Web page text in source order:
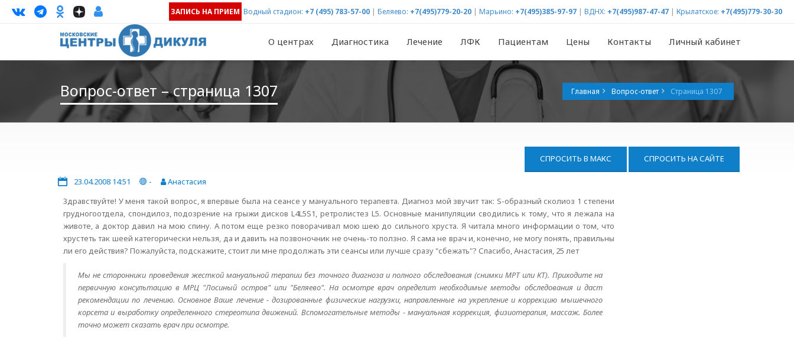
ЗАПИСЬ НА ПРИЕМ Водный стадион: +7 (495) 783-57-00 | Беляево: +7(495)779-20-20 | Марьино: +7(495)385-97-97 | ВДНХ: +7(495)987-47-47 | Крылатское: +7(495)779-30-30
О центрах Диагностика Лечение ЛФК Пациентам Цены Контакты Личный кабинет
Вопрос-ответ – страница 1307 Главная Вопрос-ответ Страница 1307
СПРОСИТЬ В МАКС СПРОСИТЬ НА САЙТЕ
23.04.2008 14:51 -
Анастасия
Здравствуйте! У меня такой вопрос, я впервые была на сеансе у мануального терапевта. Диагноз мой звучит так: S-образный сколиоз 1 степени
грудногоотдела, спондилоз, подозрение на грыжи дисков L4L5S1, ретролистез L5. Основные манипуляции сводились к тому, что я лежала на
животе, а доктор давил на мою спину. А потом еще резко поворачивал мою шею до сильного хруста. Я читала много информации о том, что
хрустеть так шеей категорически нельзя, да и давить на позвоночник не очень-то ползно. Я сама не врач и, конечно, не могу понять, правильны
ли его действия? Пожалуйста, подскажите, стоит ли мне продолжать эти сеансы или лучше сразу "сбежать"? Спасибо, Анастасия, 25 лет
Мы не сторонники проведения жесткой мануальной терапии без точного диагноза и полного обследования (снимки МРТ или КТ). Приходите на
первичную консультацию в МРЦ "Лосиный остров" или "Беляево". На осмотре врач определит необходимые методы обследования и даст
рекомендации по лечению. Основное Ваше лечение - дозированные физические нагрузки, направленные на укрепление и коррекцию мышечного
корсета и выработку определенного стереотипа движений. Вспомогательные методы - мануальная коррекция, физиотерапия, массаж. Более
точно может сказать врач при осмотре.